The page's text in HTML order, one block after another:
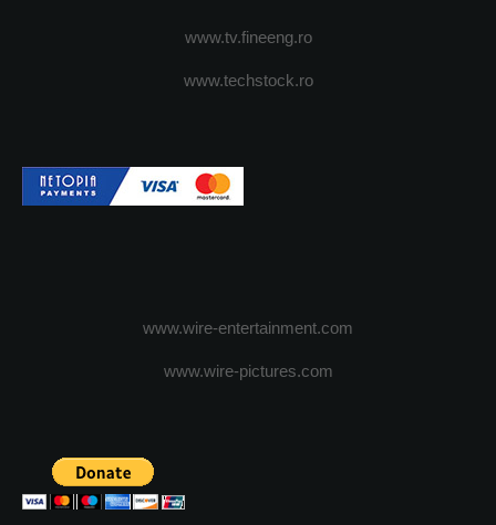
www.tv.fineeng.ro
www.techstock.ro
www.wire-entertainment.com
www.wire-pictures.com